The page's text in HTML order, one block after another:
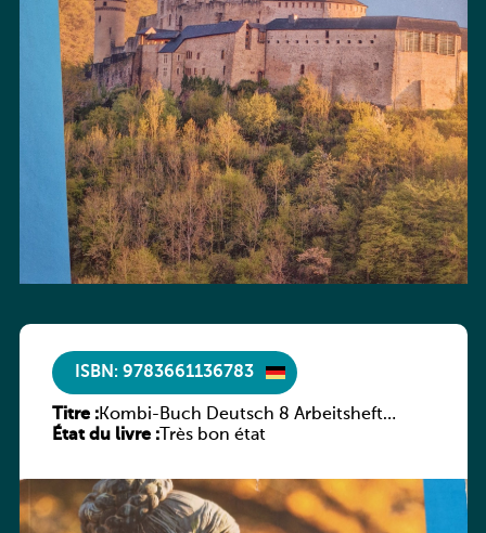
ISBN: 9783661136783
Titre :Kombi-Buch Deutsch 8 Arbeitsheft
(Neue Ausgabe Luxemburg)
État du livre :Très bon état